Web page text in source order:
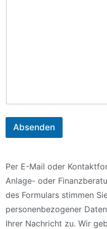
t
E
a
Absenden
Per E-Mail oder
Anlage- oder
des Formulars stimmen
personenbezogener
Ihrer Nachricht zu. Wir